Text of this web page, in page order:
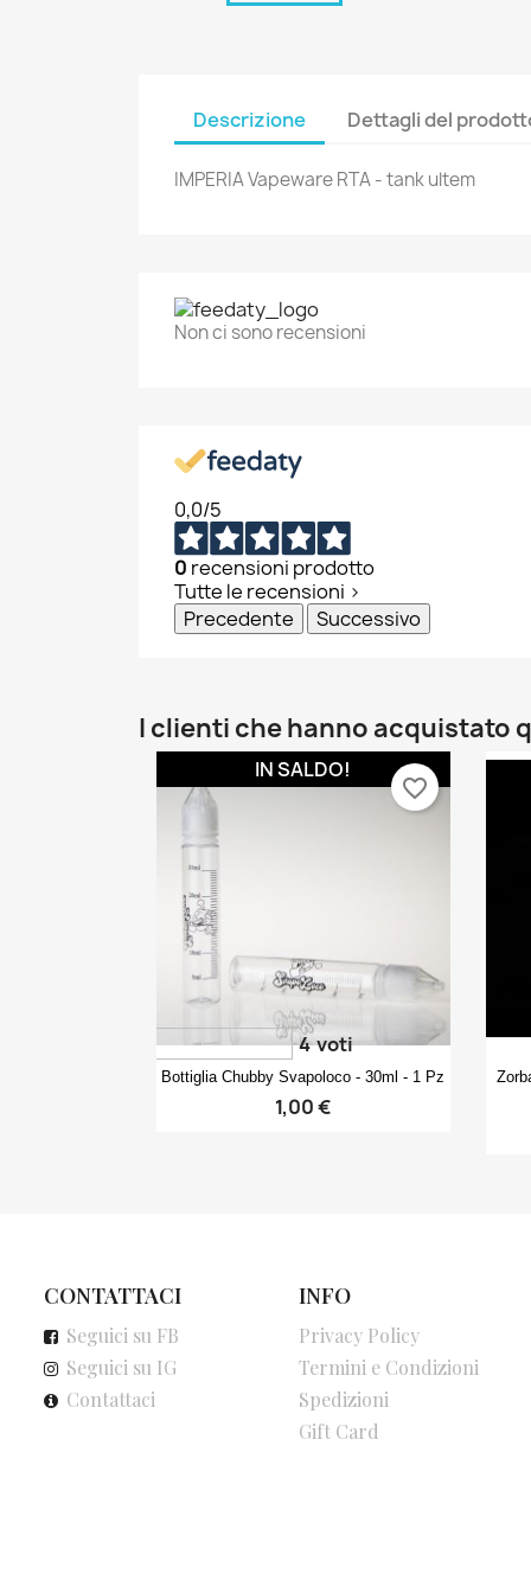
Descrizione Dettagli del
IMPERIA Vapeware RTA - tank ultem
Non ci sono recensioni
0,0/5
0 recensioni prodotto
Tutte le recensioni >
Precedente
Successivo
I clienti che hanno acquistato
Anteprima
Bottiglia Chubby Svapoloco - 30ml - 1 Pz
1,00 €
4 voti
IN SALDO!
favorite_border
CONTATTACI
Seguici su FB
Seguici su IG
Contattaci
INFO
Privacy Policy
Termini e Condizioni
Spedizioni
Gift Card